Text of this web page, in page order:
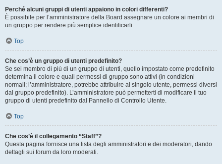
Perché alcuni gruppi di utenti appaiono in colori differenti?
È possibile per l’amministratore della Board assegnare un colore ai membri di
un gruppo per rendere più semplice identificarli.
Top
Che cos’è un gruppo di utenti predefinito?
Se sei membro di più di un gruppo di utenti, quello impostato come predefinito
determina il colore e quali permessi di gruppo sono attivi (in condizioni
normali; l’amministratore, potrebbe attribuire al singolo utente, permessi diversi
dal gruppo predefinito). L’amministratore può permetterti di modificare il tuo
gruppo di utenti predefinito dal Pannello di Controllo Utente.
Top
Che cos’è il collegamento “Staff”?
Questa pagina fornisce una lista degli amministratori e dei moderatori, dando
dettagli sui forum da loro moderati.